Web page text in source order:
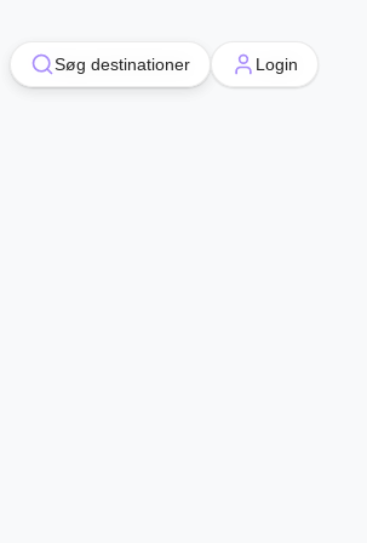
Søg destinationer Login
Søg destinationer Login